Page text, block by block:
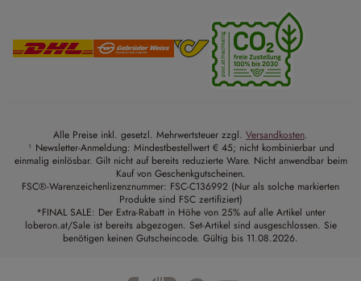
Alle Preise inkl. gesetzl. Mehrwertsteuer zzgl. Versandkosten.
¹ Newsletter-Anmeldung: Mindestbestellwert € 45; nicht kombinierbar und
einmalig einlösbar. Gilt nicht auf bereits reduzierte Ware. Nicht anwendbar beim
Kauf von Geschenkgutscheinen.
FSC®-Warenzeichenlizenznummer: FSC-C136992 (Nur als solche markierten
Produkte sind FSC zertifiziert)
*FINAL SALE: Der Extra-Rabatt in Höhe von 25% auf alle Artikel unter
loberon.at/Sale ist bereits abgezogen. Set-Artikel sind ausgeschlossen. Sie
benötigen keinen Gutscheincode. Gültig bis 11.08.2026.